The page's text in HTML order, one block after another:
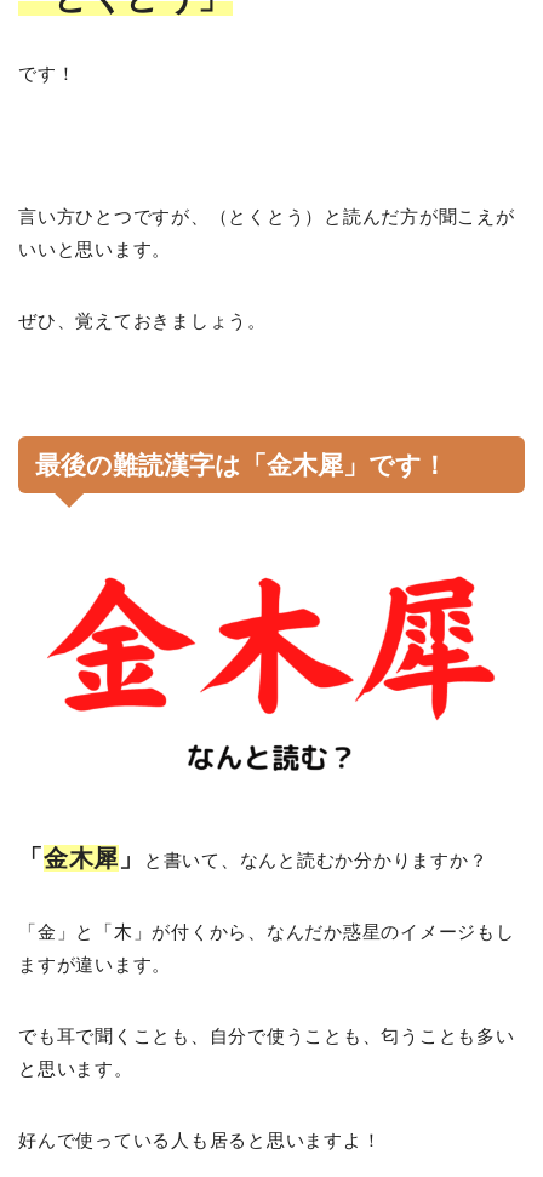
です！
言い方ひとつですが、（とくとう）と読んだ方が聞こえが
いいと思います。
ぜひ、覚えておきましょう。
最後の難読漢字は「金木犀」です！
「 金木犀 」 と書いて、なんと読むか分かりますか？
「金」と「木」が付くから、なんだか惑星のイメージもし
ますが違います。
でも耳で聞くことも、自分で使うことも、匂うことも多い
と思います。
好んで使っている人も居ると思いますよ！